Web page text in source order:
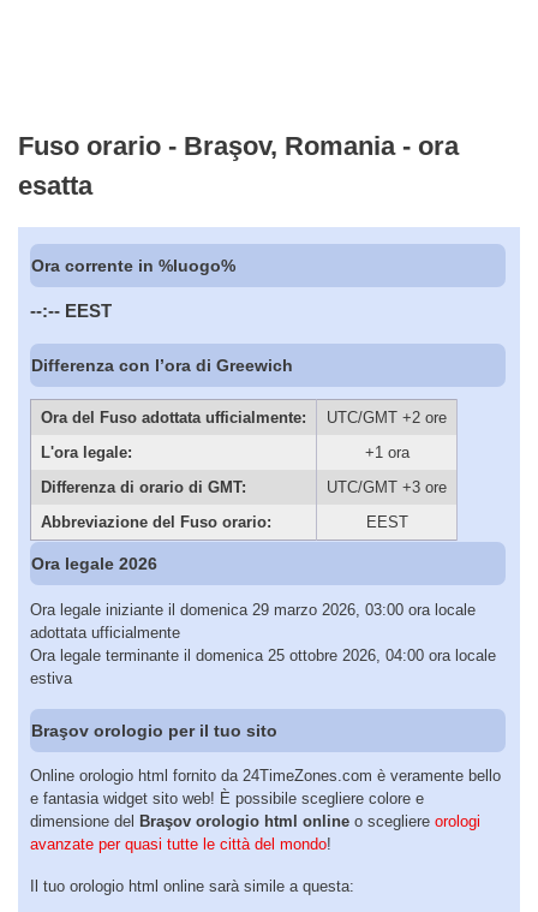
Fuso orario - Braşov, Romania - ora
esatta
Ora corrente in %luogo%
--:-- EEST
Differenza con l’ora di Greewich
Ora del Fuso adottata ufficialmente:
UTC/GMT +2 ore
L'ora legale:
+1 ora
Differenza di orario di GMT:
UTC/GMT +3 ore
Abbreviazione del Fuso orario:
EEST
Ora legale 2026
Ora legale iniziante il domenica 29 marzo 2026, 03:00 ora locale
adottata ufficialmente
Ora legale terminante il domenica 25 ottobre 2026, 04:00 ora locale
estiva
Braşov orologio per il tuo sito
Online orologio html fornito da 24TimeZones.com è veramente bello
e fantasia widget sito web! È possibile scegliere colore e
dimensione del Braşov orologio html online o scegliere orologi
avanzate per quasi tutte le città del mondo!
Il tuo orologio html online sarà simile a questa: